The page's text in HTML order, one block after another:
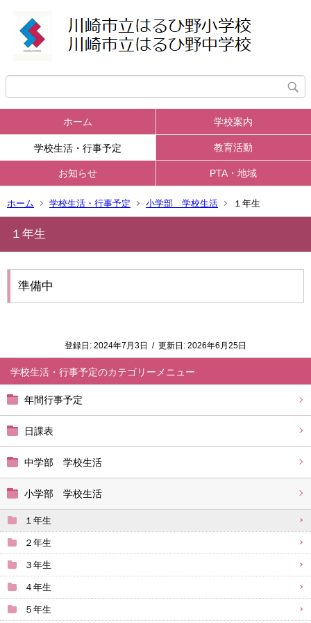
ホーム 学校案内
学校生活・行事予定 教育活動
お知らせ PTA・地域
ホーム 学校生活・行事予定 小学部 学校生活 １年生
学校生活・行事予定
年間行事予定
日課表
中学部 学校生活
小学部 学校生活
１年生
２年生
３年生
４年生
５年生
１年生
準備中
登録日: 2024年7月3日 / 更新日: 2026年6月25日